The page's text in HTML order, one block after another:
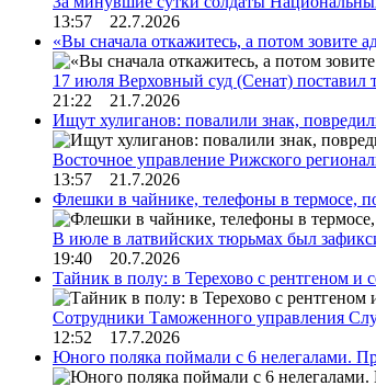
13:57 22.7.2026
«Вы сначала откажитесь, а потом зовите
17 июля Верховный суд (Сенат) поставил
21:22 21.7.2026
Ищут хулиганов: повалили знак,
Восточное управление Рижского
13:57 21.7.2026
Флешки в чайнике, телефоны в термосе,
В июле в латвийских тюрьмах был
19:40 20.7.2026
Тайник в полу: в Терехово с рентгеном и
Сотрудники Таможенного управления
12:52 17.7.2026
Юного поляка поймали с 6 нелегалами.